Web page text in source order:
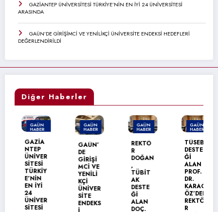
GAZİANTEP ÜNİVERSİTESİ TÜRKİYE’NİN EN İYİ 24 ÜNİVERSİTESİ
ARASINDA
GAÜN’DE GİRİŞİMCİ VE YENİLİKÇİ ÜNİVERSİTE ENDEKSİ HEDEFLERİ
DEĞERLENDİRİLDİ
Diğer Haberler
GAÜN
HABER
MANŞET
GAZİA
NTEP
ÜNİVER
SİTESİ
TÜRKİY
E’NİN
EN İYİ
24
ÜNİVER
SİTESİ
GAÜN
HABER
GAÜN’
GİRİŞİ
MCİ VE
YENİLİ
KÇİ
ÜNİVER
SİTE
ENDEKS
GAÜN
HABER
REKTÖ
DOĞAN
TÜBİT
AK
DESTE
Ğİ
ALAN
DOÇ.
GAÜN
HABER
TÜSEB
DESTE
ALAN
PROF.
DR.
KARAG
ÖZ’DEN
REKTÖ